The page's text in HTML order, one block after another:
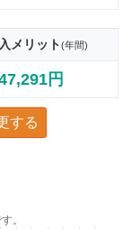
メリット(年間)
円
する
。